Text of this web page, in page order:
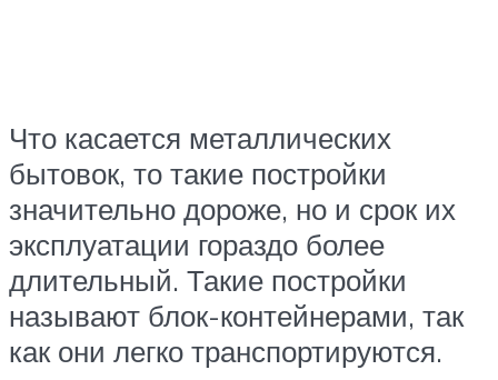
Что касается металлических
бытовок, то такие постройки
значительно дороже, но и срок их
эксплуатации гораздо более
длительный. Такие постройки
называют блок-контейнерами, так
как они легко транспортируются.